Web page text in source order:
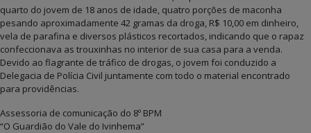
quarto do jovem de 18 anos de idade, quatro porções de maconha
pesando aproximadamente 42 gramas da droga, R$ 10,00 em dinheiro,
vela de parafina e diversos plásticos recortados, indicando que o rapaz
confeccionava as trouxinhas no interior de sua casa para a venda.
Devido ao flagrante de tráfico de drogas, o jovem foi conduzido a
Delegacia de Polícia Civil juntamente com todo o material encontrado
para providências.
Assessoria de comunicação do 8º BPM
“O Guardião do Vale do Ivinhema”